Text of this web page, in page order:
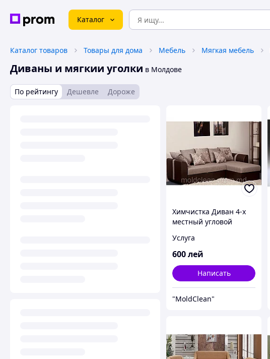
Каталог
Каталог товаров Товары для дома Мебель Мягкая мебель
Диваны и мягкии уголки в Молдове
По рейтингу Дешевле Дороже
Химчистка Диван 4-х
местный угловой
canapea 4 locuri
Chisinau
Услуга
600лей
Написать
"MoldClean"